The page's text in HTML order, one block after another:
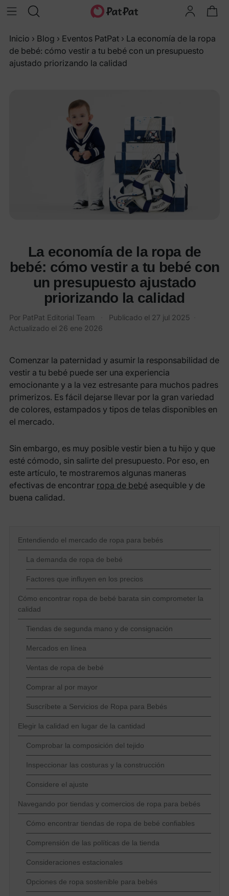
Inicio › Blog › Eventos PatPat › La economía de la ropa
de bebé: cómo vestir a tu bebé con un presupuesto
ajustado priorizando la calidad
La economía de la ropa de
bebé: cómo vestir a tu bebé con
un presupuesto ajustado
priorizando la calidad
Por PatPat Editorial Team Publicado el 27 jul 2025
Actualizado el 26 ene 2026
Comenzar la paternidad y asumir la responsabilidad de
vestir a tu bebé puede ser una experiencia
emocionante y a la vez estresante para muchos padres
primerizos. Es fácil dejarse llevar por la gran variedad
de colores, estampados y tipos de telas disponibles en
el mercado.
Sin embargo, es muy posible vestir bien a tu hijo y que
esté cómodo, sin salirte del presupuesto. Por eso, en
este artículo, te mostraremos algunas maneras
efectivas de encontrar ropa de bebé asequible y de
buena calidad.
Entendiendo el mercado de ropa para bebés
La demanda de ropa de bebé
Factores que influyen en los precios
Cómo encontrar ropa de bebé barata sin comprometer la
calidad
Tiendas de segunda mano y de consignación
Mercados en línea
Ventas de ropa de bebé
Comprar al por mayor
Suscríbete a Servicios de Ropa para Bebés
Elegir la calidad en lugar de la cantidad
Comprobar la composición del tejido
Inspeccionar las costuras y la construcción
Considere el ajuste
Navegando por tiendas y comercios de ropa para bebés
Cómo encontrar tiendas de ropa de bebé confiables
Comprensión de las políticas de la tienda
Consideraciones estacionales
Opciones de ropa sostenible para bebés